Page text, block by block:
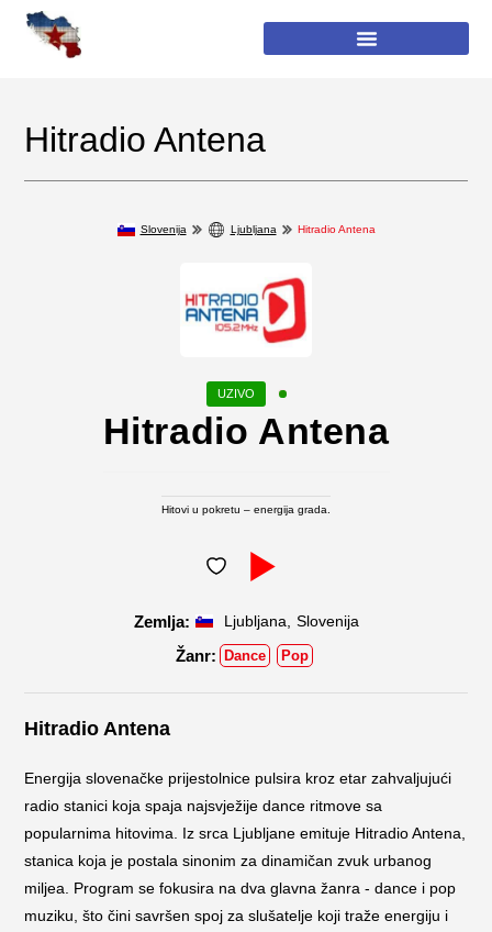
Hitradio Antena
Slovenija Ljubljana Hitradio Antena
Hitradio Antena
Hitovi u pokretu – energija grada.
Ljubljana Slovenija
Dance Pop
Hitradio Antena
Energija slovenačke prijestolnice pulsira kroz etar zahvaljujući
radio stanici koja spaja najsvježije dance ritmove sa
popularnima hitovima. Iz srca Ljubljane emituje Hitradio Antena,
stanica koja je postala sinonim za dinamičan zvuk urbanog
miljea. Program se fokusira na dva glavna žanra - dance i pop
muziku, što čini savršen spoj za slušatelje koji traže energiju i